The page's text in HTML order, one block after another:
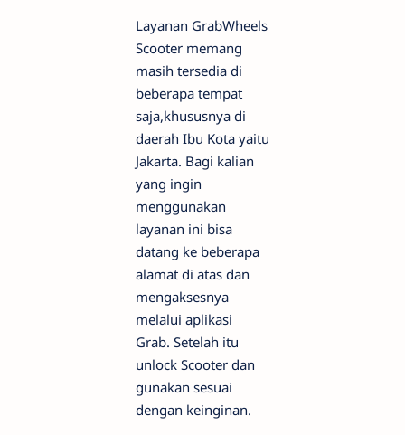
Layanan GrabWheels
Scooter memang
masih tersedia di
beberapa tempat
saja,khususnya di
daerah Ibu Kota yaitu
Jakarta. Bagi kalian
yang ingin
menggunakan
layanan ini bisa
datang ke beberapa
alamat di atas dan
mengaksesnya
melalui aplikasi
Grab. Setelah itu
unlock Scooter dan
gunakan sesuai
dengan keinginan.